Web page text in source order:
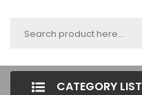
CATEGORY LIST